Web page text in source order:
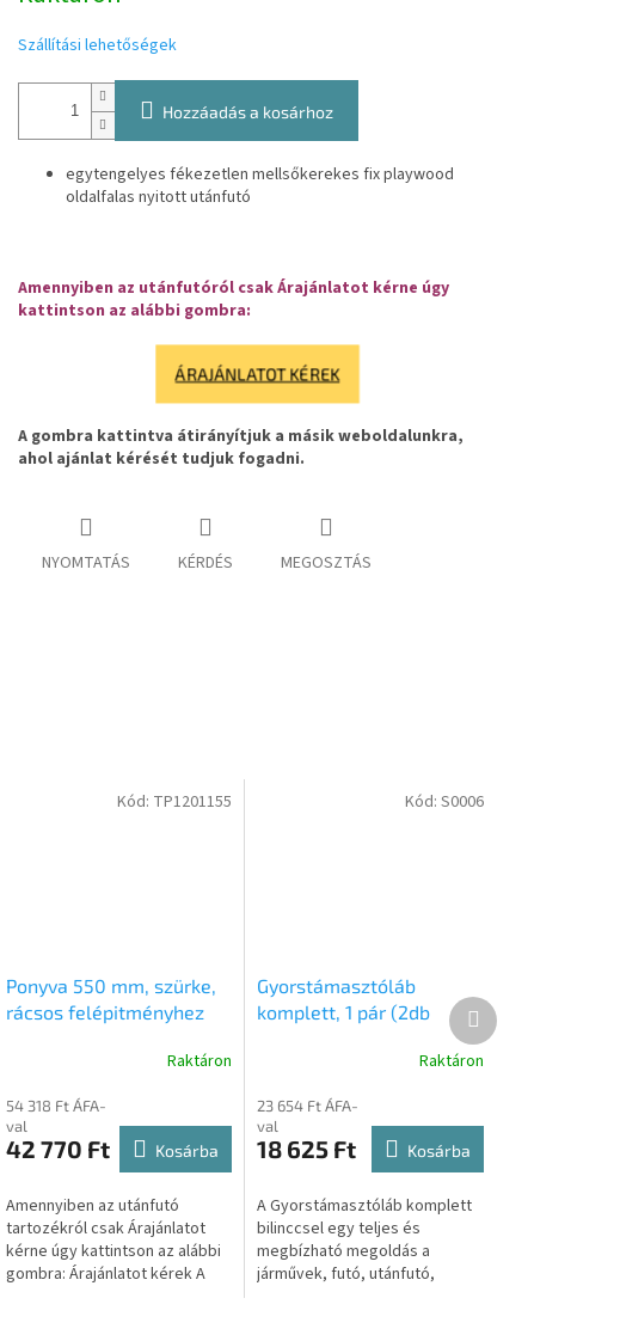
Szállítási lehetőségek
Hozzáadás a kosárhoz
egytengelyes fékezetlen mellsőkerekes fix playwood
oldalfalas nyitott utánfutó
Amennyiben az utánfutóról csak Árajánlatot kérne úgy
kattintson az alábbi gombra:
ÁRAJÁNLATOT KÉREK
A gombra kattintva átirányítjuk a másik weboldalunkra,
ahol ajánlat kérését tudjuk fogadni.
NYOMTATÁS KÉRDÉS MEGOSZTÁS
Ponyva 550 mm, szürke,
rácsos felépitményhez
Raktáron
54 318 Ft ÁFA-
val
42 770 Ft Kosárba
Amennyiben az utánfutó
tartozékról csak Árajánlatot
kérne úgy kattintson az alábbi
gombra: Árajánlatot kérek A
Kód: TP1201155
Gyorstámasztóláb
komplett, 1 pár (2db
konzol szükséges még a
fix oldalfalas kivitelRaktáron
23 654 Ft ÁFA-
val
18 625 Ft Kosárba
A Gyorstámasztóláb komplett
bilinccsel egy teljes és
megbízható megoldás a
járművek, futó, utánfutó,
Kód: S0006
Következő
termék